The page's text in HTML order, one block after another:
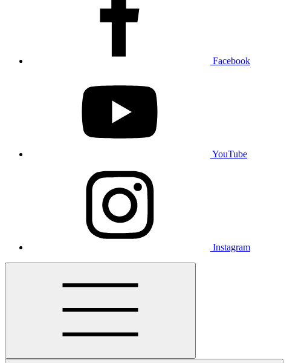
Facebook
YouTube
Instagram